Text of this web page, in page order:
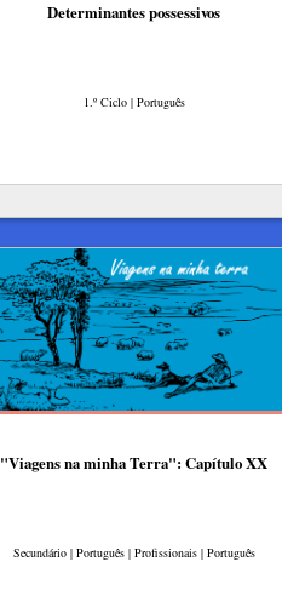
Determinantes possessivos
1.º Ciclo | Português
"Viagens na minha Terra": Capítulo XX
Secundário | Português | Profissionais | Português